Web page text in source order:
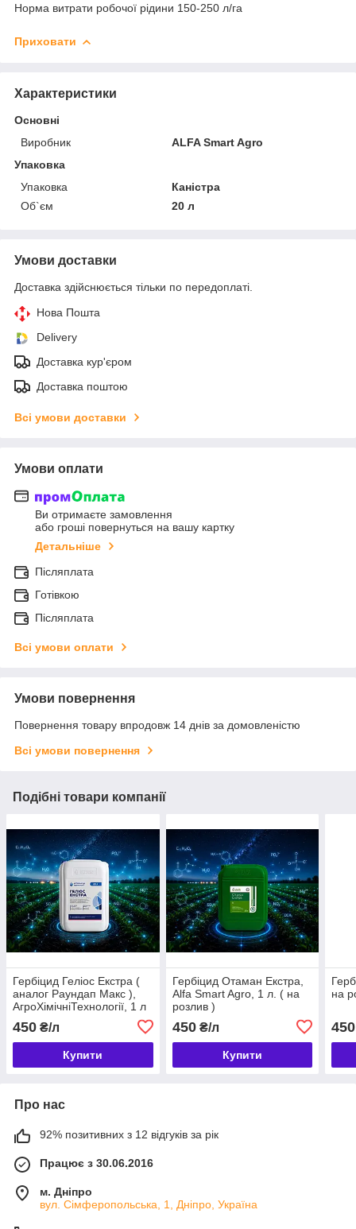
Норма витрати робочої рідини 150-250 л/га
Приховати
Характеристики
Основні
Виробник
ALFA Smart Agro
Упаковка
Упаковка
Каністра
Об`єм
20 л
Умови доставки
Доставка здійснюється тільки по передоплаті.
Нова Пошта
Delivery
Доставка кур'єром
Доставка поштою
Всі умови доставки
Умови оплати
Ви отримаєте замовлення
або гроші повернуться на вашу картку
Детальніше
Післяплата
Готівкою
Післяплата
Всі умови оплати
Умови повернення
Повернення товару впродовж 14 днів за домовленістю
Всі умови повернення
Подібні товари компанії
Гербіцид Геліос Екстра (
аналог Раундап Макс ),
АгроХімічніТехнології, 1 л
450 ₴/л
Купити
Гербіцид Отаман Екстра,
Alfa Smart Agro, 1 л. ( на
розлив )
450₴/л
Купити
на
450
Про нас
92% позитивних з 12 відгуків за рік
Працює з 30.06.2016
м. Дніпро
вул. Сімферопольська, 1, Дніпро, Україна